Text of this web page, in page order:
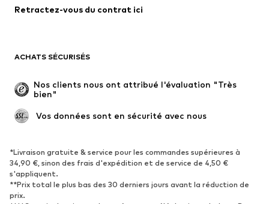
Manteaux
Jupes
Occasions spéciales
Exclusif
Remise à neuf
Nouveautés
Tendance
Baskets
Bottines
Escarpins et talons hauts
Bottes
Sandales
Chaussures basses
Retractez-vous du contrat ici
ACHATS SÉCURISÉS
Nos clients nous ont attribué l'évaluation "Très
bien"
Vos données sont en sécurité avec nous
*Livraison gratuite & service pour les commandes supérieures à
34,90 €, sinon des frais d'expédition et de service de 4,50 €
s'appliquent.
**Prix total le plus bas des 30 derniers jours avant la réduction de
prix.